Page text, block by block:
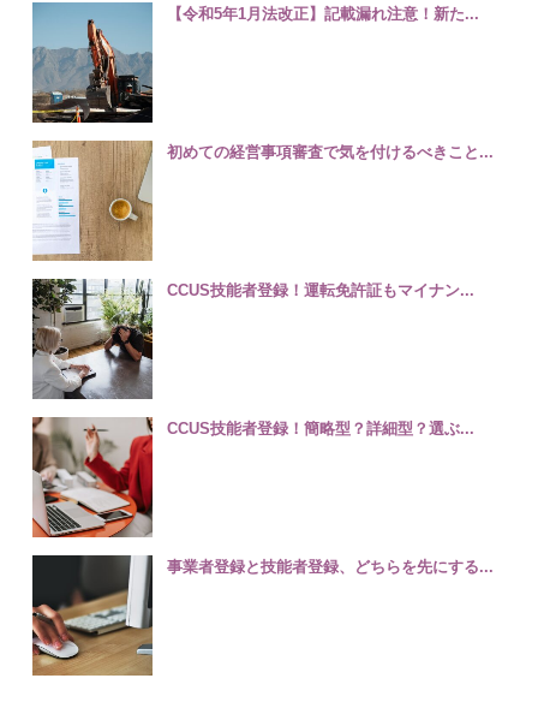
【令和5年1月法改正】記載漏れ注意！新た...
初めての経営事項審査で気を付けるべきこと...
CCUS技能者登録！運転免許証もマイナン...
CCUS技能者登録！簡略型？詳細型？選ぶ...
事業者登録と技能者登録、どちらを先にする...